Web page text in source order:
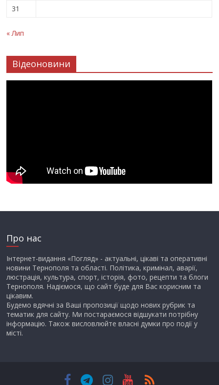
31
« Лип
Відеоновини
Про нас
Інтернет-видання «Погляд» - актуальні, цікаві та оперативні
новини Тернополя та області. Політика, кримінал, аварії,
люстрація, культура, спорт, історія, фото, рецепти та блоги
Тернополя. Надіємося, що сайт буде для Вас корисним та
цікавим.
Будемо вдячні за Ваші пропозиції щодо нових рубрик та
тематик для сайту. Ми постараємося відшукати потрібну
інформацію. Також висловлюйте власні думки про події у
місті.